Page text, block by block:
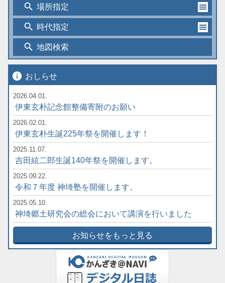
search 場所指定
search 時代指定
search 地図検索
info おしらせ
2026.04.01.
伊東玄朴記念館整備寄附のお願い
2026.02.01.
伊東玄朴生誕225年祭を開催します！
2025.11.07.
吉田絃二郎生誕140年祭を開催します。
2025.09.22.
令和７年度 神埼塾を開催します。
2025.05.10.
神埼郷土研究会の総会において講演を行いました
お知らせをもっと見る